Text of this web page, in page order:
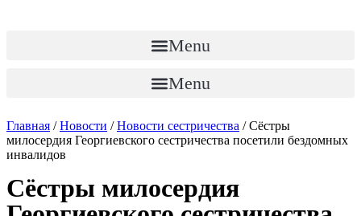
Menu
Menu
Главная /Новости /Новости сестричества /Сёстры
милосердия Георгиевского сестричества посетили бездомных
инвалидов
Сёстры милосердия